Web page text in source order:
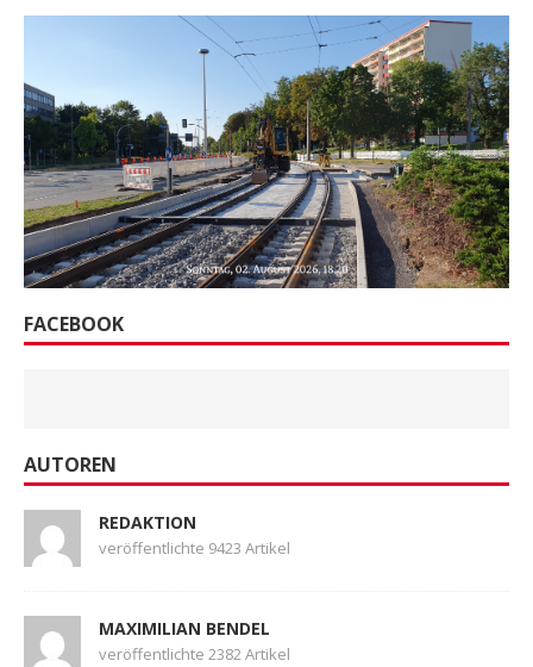
FACEBOOK
AUTOREN
REDAKTION
veröffentlichte 9423 Artikel
MAXIMILIAN BENDEL
veröffentlichte 2382 Artikel